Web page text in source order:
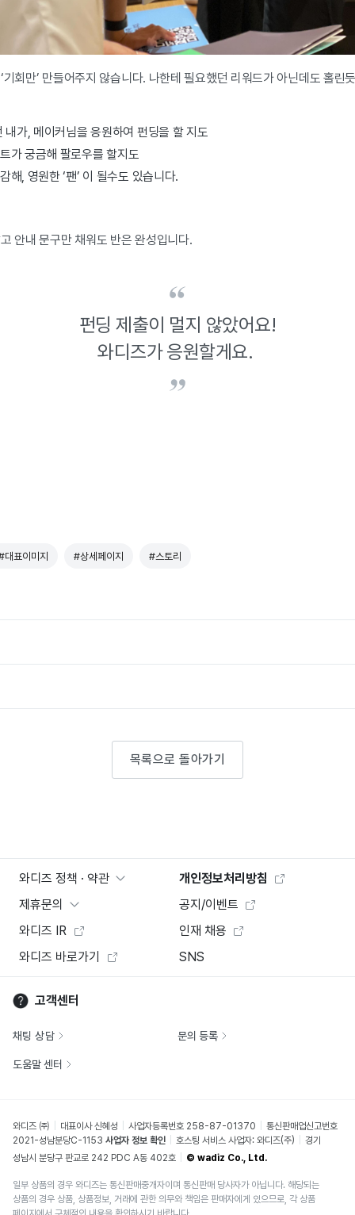
회만’ 만들어주지 않습니다. 나한테 필요했던 리워드가 아닌데도 홀린
내가, 메이커님을 응원하여 펀딩을 할 지도
가 궁금해 팔로우를 할지도
해, 영원한 ‘팬’ 이 될수도 있습니다.
안내 문구만 채워도 반은 완성입니다.
펀딩 제출이 멀지 않았어요!
와디즈가 응원할게요.
대표이미지 #상세페이지 #스토리
목록으로 돌아가기
와디즈 정책 · 약관
개인정보처리방침
제휴문의
공지/이벤트
와디즈 IR
인재 채용
와디즈 바로가기
SNS
고객센터
채팅 상담 문의 등록
도움말 센터
와디즈 ㈜ 대표이사 신혜성 사업자등록번호 258-87-01370
통신판매업신고번호
2021-성남분당C-1153 사업자 정보 확인 호스팅 서비스 사업자: 와디즈(주)
경기
성남시 분당구 판교로 242 PDC A동 402호
© wadiz Co., Ltd.
일부 상품의 경우 와디즈는 통신판매중개자이며 통신판매 당사자가 아닙니다. 해당되는
상품의 경우 상품, 상품정보, 거래에 관한 의무와 책임은 판매자에게 있으므로, 각 상품